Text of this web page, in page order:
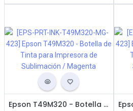
Epson T49M320 - Botella de Tinta para Impresora de Sublimación / Magenta